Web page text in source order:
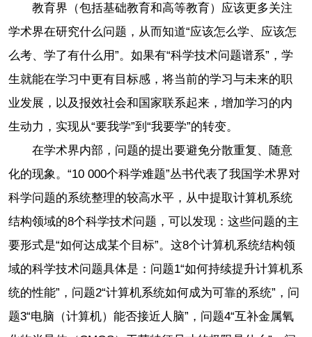
教育界（包括基础教育和高等教育）应该更多关注
学术界在研究什么问题，从而知道“应该怎么学、应该怎
么考、学了有什么用”。如果有“科学技术问题谱系”，学
生就能在学习中更有目标感，将当前的学习与未来的职
业发展，以及报效社会和国家联系起来，增加学习的内
生动力，实现从“要我学”到“我要学”的转变。
在学术界内部，问题的提出要避免分散重复、随意
化的现象。“10 000个科学难题”丛书代表了我国学术界对
科学问题的系统整理的较高水平，从中提取计算机系统
结构领域的8个科学技术问题，可以发现：这些问题的主
要形式是“如何达成某个目标”。这8个计算机系统结构领
域的科学技术问题具体是：问题1“如何持续提升计算机系
统的性能”，问题2“计算机系统如何成为可靠的系统”，问
题3“电脑（计算机）能否接近人脑”，问题4“互补金属氧